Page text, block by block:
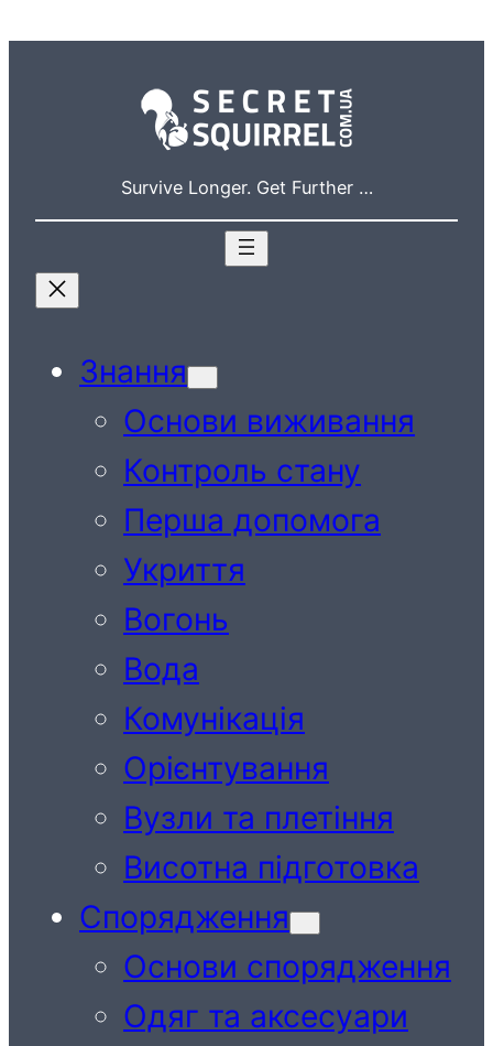
Survive Longer. Get Further …
Знання
Основи виживання
Контроль стану
Перша допомога
Укриття
Вогонь
Вода
Комунікація
Орієнтування
Вузли та плетіння
Висотна підготовка
Спорядження
Основи спорядження
Одяг та аксесуари